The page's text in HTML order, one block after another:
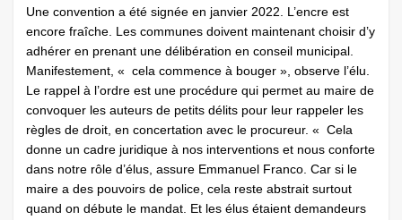
Une convention a été signée en janvier 2022. L’encre est
encore fraîche. Les communes doivent maintenant choisir d’y
adhérer en prenant une délibération en conseil municipal.
Manifestement, « cela commence à bouger », observe l’élu.
Le rappel à l’ordre est une procédure qui permet au maire de
convoquer les auteurs de petits délits pour leur rappeler les
règles de droit, en concertation avec le procureur. « Cela
donne un cadre juridique à nos interventions et nous conforte
dans notre rôle d’élus, assure Emmanuel Franco. Car si le
maire a des pouvoirs de police, cela reste abstrait surtout
quand on débute le mandat. Et les élus étaient demandeurs